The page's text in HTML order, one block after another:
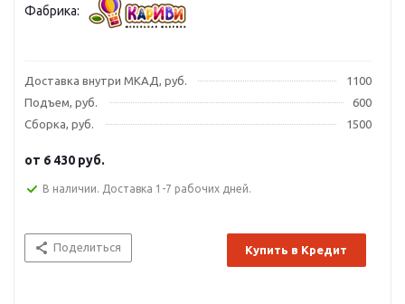
Фабрика:
Доставка внутри МКАД, руб.
1100
Подъем, руб.
600
Сборка, руб.
1500
от 6 430 руб.
В наличии. Доставка 1-7 рабочих дней.
Поделиться Купить в Кредит